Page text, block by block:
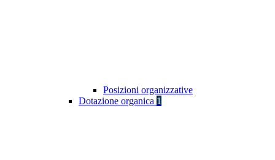
Posizioni organizzative
Dotazione organica 1